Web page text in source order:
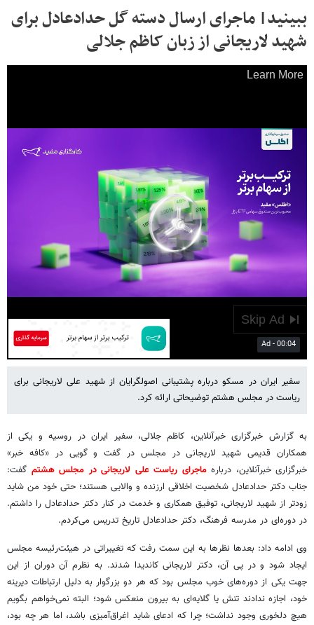
ببینید| ماجرای ارسال دسته گل حدادعادل برای
شهید لاریجانی از زبان کاظم جلالی
Play
03:37
Mute
Settings
PIP
Enter
سفیر ایران در مسکو درباره پشتیبانی اصولگرایان از شهید علی لاریجانی برای
ریاست در مجلس هشتم توضیحاتی ارائه کرد.
به گزارش خبرگزاری خبرآنلاین، کاظم جلالی، سفیر ایران در روسیه و یکی از
همکاران قدیمی شهید لاریجانی در مجلس در گفت و گویی در «کافه خبر»
خبرگزاری خبرآنلاین، دربارهماجرای ریاست علی لاریجانی در مجلس هشتم گفت:
جناب دکتر حدادعادل شخصیت اخلاقی ارزنده و والایی هستند؛ حتی خود من شاید
زودتر از شهید لاریجانی، توفیق همکاری و خدمت در کنار دکتر حدادعادل را داشتم.
در دوره‌ای در مدرسه فرهنگ، دکتر حدادعادل تاریخ تدریس می‌کردم.
وی ادامه داد: بعدها نظرها به این سمت رفت که تغییراتی در هیئت‌رئیسه مجلس
ایجاد شود و در پی آن، دکتر لاریجانی کاندیدا شدند. به نظرم آن دوران از این
جهت یکی از دوره‌های خوب مجلس بود که هر دو بزرگوار به دلیل ارتباطات دیرینه
خود، اجازه ندادند تنش یا گلایه‌ای به بیرون منعکس شود؛ البته نمی‌خواهم بگویم
هیچ دلخوری وجود نداشت؛ چرا که ادعای شاید اغراق‌آمیزی باشد، اما هر چه بود،